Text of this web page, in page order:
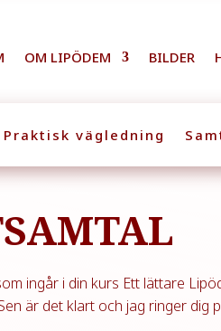
OM LIPÖDEM BILDER
Praktisk vägledning
ingår i din kurs Ett lättare
är det klart och jag ringer dig